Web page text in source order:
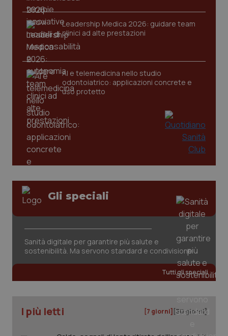
Leadership Medica 2026: guidare team
clinici ad alte prestazioni
AI e telemedicina nello studio
odontoiatrico: applicazioni concrete e
uso protetto
Gli speciali
Sanità digitale per garantire più salute e
sostenibilità. Ma servono standard e condivisione
Tutti gli speciali
I più letti [7 giorni] [30 giorni]
CookieScriptConsent
tracking-sites-ironfish-
www.quotidianosanita.it